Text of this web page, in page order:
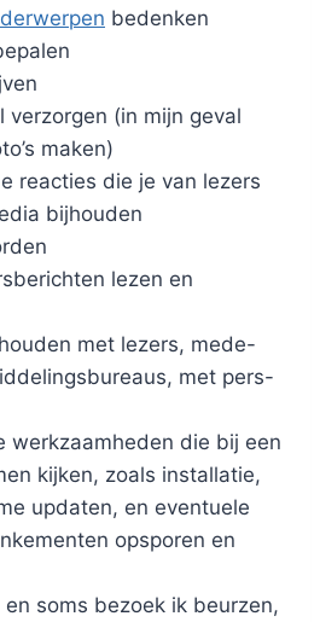
bedenken
verzorgen (in mijn geval
maken)
reacties die je van lezers
bijhouden
lezen en
met lezers, mede-
met pers-
werkzaamheden die bij een
kijken, zoals installatie,
updaten, en eventuele
opsporen en
en soms bezoek ik beurzen,